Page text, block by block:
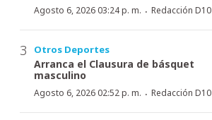
Agosto 6, 2026 03:24 p. m. · Redacción D10
Otros Deportes
Arranca el Clausura de básquet
masculino
Agosto 6, 2026 02:52 p. m. · Redacción D10